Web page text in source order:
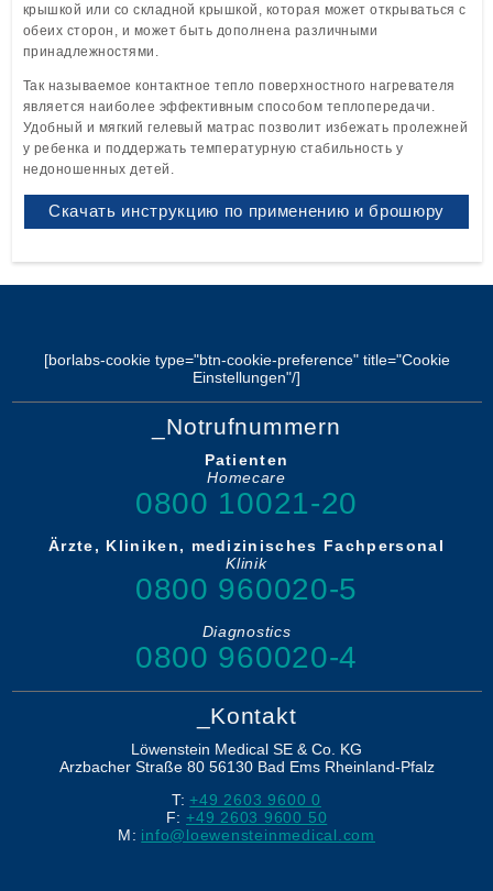
крышкой или со складной крышкой, которая может открываться с
обеих сторон, и может быть дополнена различными
принадлежностями.
Так называемое контактное тепло поверхностного нагревателя
является наиболее эффективным способом теплопередачи.
Удобный и мягкий гелевый матрас позволит избежать пролежней
у ребенка и поддержать температурную стабильность у
недоношенных детей.
Скачать инструкцию по применению и брошюру
[borlabs-cookie type="btn-cookie-preference" title="Cookie
Einstellungen"/]
_Notrufnummern
Patienten
Homecare
0800 10021-20
Ärzte, Kliniken, medizinisches Fachpersonal
Klinik
0800 960020-5
Diagnostics
0800 960020-4
_Kontakt
Löwenstein Medical SE & Co. KG
Arzbacher Straße 80 56130 Bad Ems Rheinland-Pfalz
T: +49 2603 9600 0
F: +49 2603 9600 50
M: info@loewensteinmedical.com